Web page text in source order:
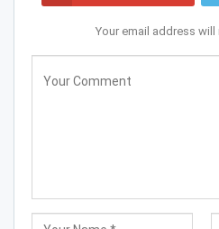
Your email address